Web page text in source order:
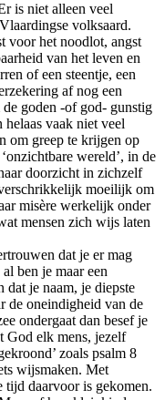
is niet alleen veel
volksaard.
voor het noodlot, angst
van het leven en
of een steentje, een
af nog een
de goden -of god- gunstig
vaak niet veel
om greep te krijgen op
wereld’, in de
doorzicht in zichzelf
moeilijk om
misère werkelijk onder
mensen zich wijs laten
dat je er mag
ben je maar een
dat je naam, je diepste
de oneindigheid van de
ondergaat dan besef je
God elk mens, jezelf
zoals psalm 8
wijsmaken. Met
tijd daarvoor is gekomen.